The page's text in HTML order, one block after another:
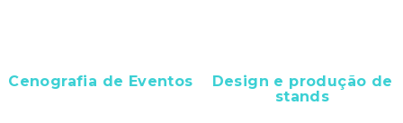
Cenografia de Eventos
Design e produção de
stands